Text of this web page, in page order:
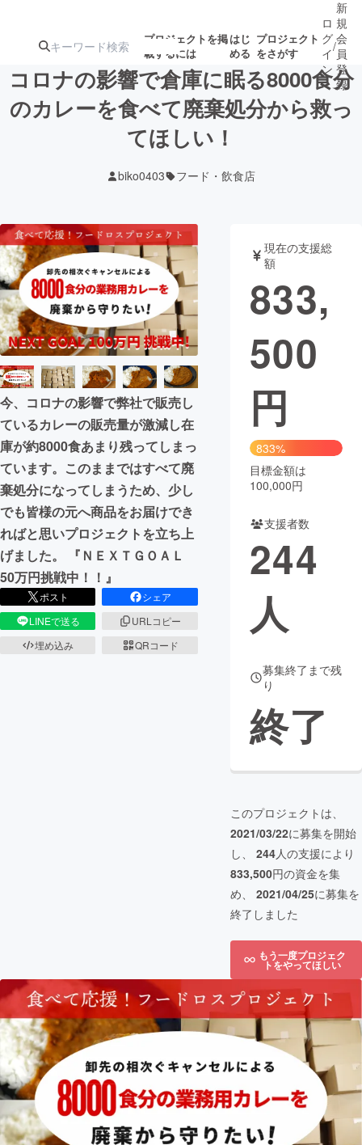
プロジェクトを掲
載するには
はじ
める
プロジェクト
をさがす
注目の新着プロ募集終了が近いプ
テクノロジー・ガジェット
映像・映画 書籍・雑誌
ビジネス・起業 チャレンジ
まちづくり・地域活性化
CAMPFIRE for Social Good
CAMPFIRE Creation
CAMPFIREふるさと納税machi-ya コミュニティ
ロ
グ
イ
ン
/
新
規
会
員
登
録
コロナの影響で倉庫に眠る8000食分
のカレーを食べて廃棄処分から救っ
てほしい！
biko0403 フード・飲食店
今、コロナの影響で弊社で販売し
ているカレーの販売量が激減し在
庫が約8000食あまり残ってしまっ
ています。このままではすべて廃
棄処分になってしまうため、少し
でも皆様の元へ商品をお届けでき
ればと思いプロジェクトを立ち上
げました。 『ＮＥＸＴＧＯＡＬ
50万円挑戦中！！』
ポスト
シェア
LINEで送る
URLコピー
埋め込み
QRコード
現在の支援総
額
833,
500
円
833%
目標金額は
100,000円
支援者数
244
人
募集終了まで残
り
終了
このプロジェクトは、
2021/03/22に募集を開始
し、 244人の支援により
833,500円の資金を集
め、 2021/04/25に募集を
終了しました
もう一度プロジェク
トをやってほしい